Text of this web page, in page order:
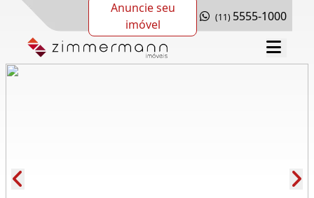
Anuncie seu
imóvel
(11) 5555-1000